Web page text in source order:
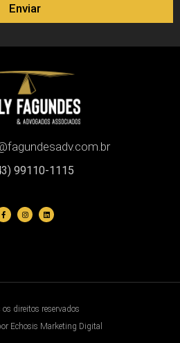
Enviar
99110-1115
direitos reservados
Echosis Marketing Digital